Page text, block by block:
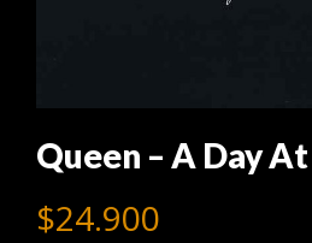
Queen – A Day
$24.900